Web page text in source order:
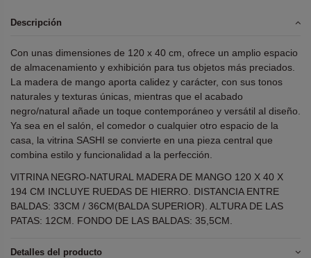
Descripción
Con unas dimensiones de 120 x 40 cm, ofrece un amplio espacio
de almacenamiento y exhibición para tus objetos más preciados.
La madera de mango aporta calidez y carácter, con sus tonos
naturales y texturas únicas, mientras que el acabado
negro/natural añade un toque contemporáneo y versátil al diseño.
Ya sea en el salón, el comedor o cualquier otro espacio de la
casa, la vitrina SASHI se convierte en una pieza central que
combina estilo y funcionalidad a la perfección.
VITRINA NEGRO-NATURAL MADERA DE MANGO 120 X 40 X
194 CM INCLUYE RUEDAS DE HIERRO. DISTANCIA ENTRE
BALDAS: 33CM / 36CM(BALDA SUPERIOR). ALTURA DE LAS
PATAS: 12CM. FONDO DE LAS BALDAS: 35,5CM.
Detalles del producto